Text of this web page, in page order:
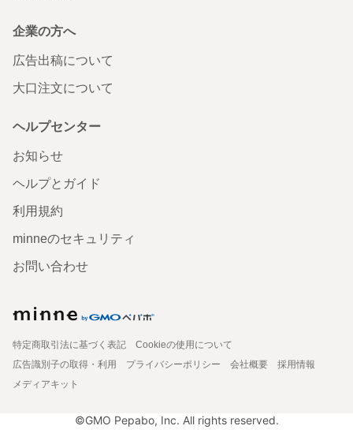
企業の方へ
広告出稿について
大口注文について
ヘルプセンター
お知らせ
ヘルプとガイド
利用規約
minneのセキュリティ
お問い合わせ
特定商取引法に基づく表記
Cookieの使用について
広告識別子の取得・利用
プライバシーポリシー 会社概要
採用情報
メディアキット
©GMO Pepabo, Inc. All rights reserved.